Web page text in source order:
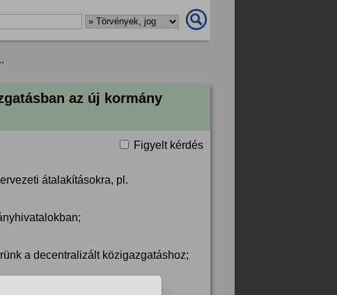
az új kormány
Figyelt kérdés
átalakításokra, pl.
a decentralizált közigazgatáshoz;